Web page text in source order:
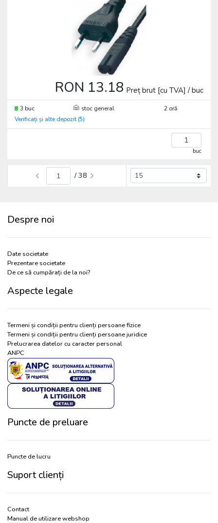
RON 13.18 Preț brut [cu TVA] / buc
3 buc stoc general
2 oră
Verificați și alte depozit (5)
buc
/ 38
Despre noi
Date societate
Prezentare societate
De ce să cumpărați de la noi?
Aspecte legale
Termeni și condiții pentru clienți persoane fizice
Termeni și condiții pentru clienți persoane juridice
Prelucrarea datelor cu caracter personal
ANPC
Puncte de preluare
Puncte de lucru
Suport clienți
Contact
Manual de utilizare webshop